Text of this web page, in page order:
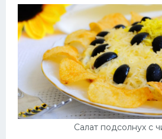
Салат подсолнух с